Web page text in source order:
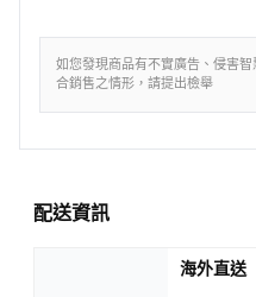
如您發現商品有不實廣告、侵害
合銷售之情形，請提出檢舉
配送資訊
海外直送